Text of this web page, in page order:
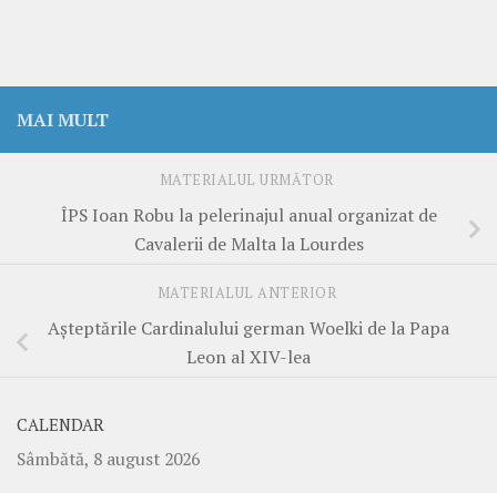
MAI MULT
MATERIALUL URMĂTOR
ÎPS Ioan Robu la pelerinajul anual organizat de
Cavalerii de Malta la Lourdes
MATERIALUL ANTERIOR
Așteptările Cardinalului german Woelki de la Papa
Leon al XIV-lea
CALENDAR
Sâmbătă, 8 august 2026